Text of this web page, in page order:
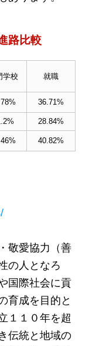
路比較
学校 就職
36.71%
28.84%
40.82%
敬愛協力（善
の人となろ
国際社会に貢
育成を目的と
１１０年を超
伝統と地域の